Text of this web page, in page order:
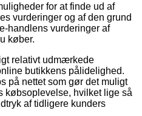
for at finde ud af
vurderinger og af den grund
handlens vurderinger af
køber.
relativt udmærkede
butikkens pålidelighed.
på nettet som gør det muligt
købsoplevelse, hvilket lige så
af tidligere kunders